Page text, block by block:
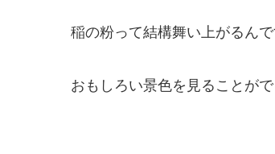
稲の粉って結構舞い上がるん
おもしろい景色を見ることがで